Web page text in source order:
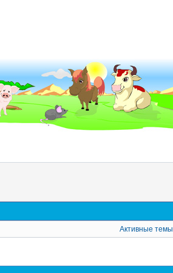
Активные темы